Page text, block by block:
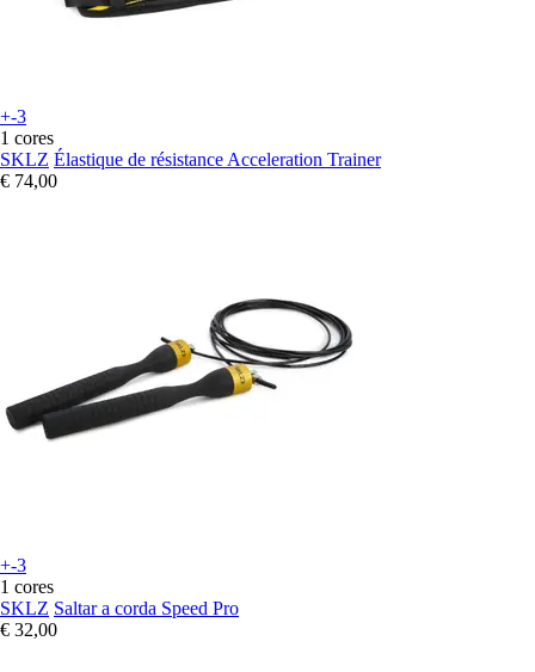
+-3
1 cores
SKLZ Élastique de résistance Acceleration Trainer
€ 74,00
+-3
1 cores
SKLZ Saltar a corda Speed Pro
€ 32,00